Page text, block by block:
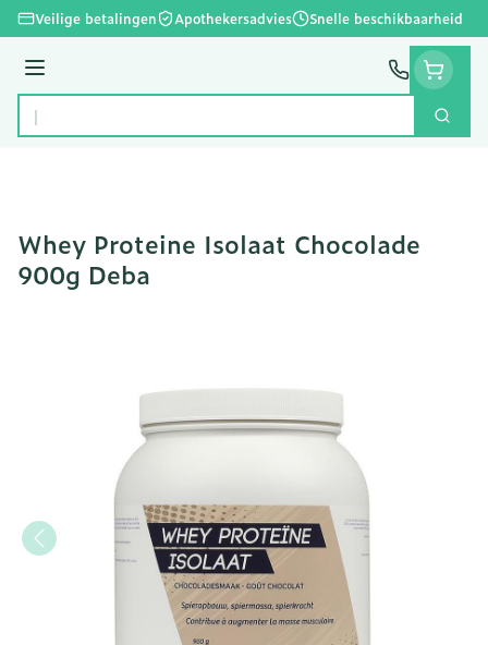
Ga naar de inhoud
Veilige betalingen Apothekersadvies Snelle beschikbaarheid
Menu
Product, merk, categorie...
Zoek
Whey Proteine Isolaat Chocolade
900g Deba